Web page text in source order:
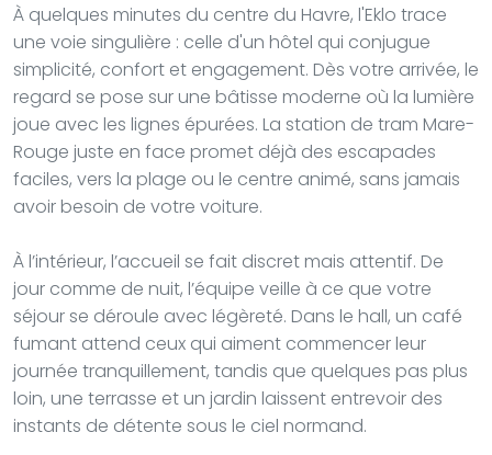
À quelques minutes du centre du Havre, l'Eklo trace
une voie singulière : celle d'un hôtel qui conjugue
simplicité, confort et engagement. Dès votre arrivée, le
regard se pose sur une bâtisse moderne où la lumière
joue avec les lignes épurées. La station de tram Mare-
Rouge juste en face promet déjà des escapades
faciles, vers la plage ou le centre animé, sans jamais
avoir besoin de votre voiture.
À l’intérieur, l’accueil se fait discret mais attentif. De
jour comme de nuit, l’équipe veille à ce que votre
séjour se déroule avec légèreté. Dans le hall, un café
fumant attend ceux qui aiment commencer leur
journée tranquillement, tandis que quelques pas plus
loin, une terrasse et un jardin laissent entrevoir des
instants de détente sous le ciel normand.